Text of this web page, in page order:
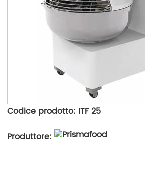
Codice prodotto: ITF 25
Produttore: